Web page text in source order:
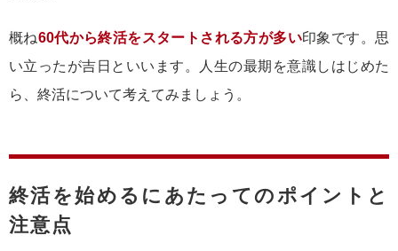
概ね60代から終活をスタートされる方が多い印象です。思
い立ったが吉日といいます。人生の最期を意識しはじめた
ら、終活について考えてみましょう。
終活を始めるにあたってのポイントと
注意点